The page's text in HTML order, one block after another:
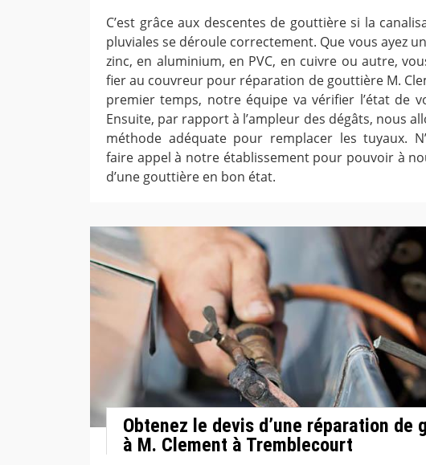
C’est grâce aux descentes de gouttière si la
pluviales se déroule correctement. Que vous ayez
zinc, en aluminium, en PVC, en cuivre ou autre,
fier au couvreur pour réparation de gouttière M.
premier temps, notre équipe va vérifier l’état de
Ensuite, par rapport à l’ampleur des dégâts, nous
méthode adéquate pour remplacer les tuyaux.
faire appel à notre établissement pour pouvoir à
d’une gouttière en bon état.
Obtenez le devis d’une réparation de
à M. Clement à Tremblecourt